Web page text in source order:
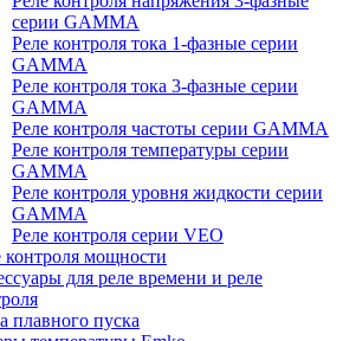
серии GAMMA
Реле контроля тока 1-фазные серии
GAMMA
Реле контроля тока 3-фазные серии
GAMMA
Реле контроля частоты серии GAMMA
Реле контроля температуры серии
GAMMA
Реле контроля уровня жидкости серии
GAMMA
Реле контроля серии VEO
контроля мощности
для реле времени и реле
плавного пуска